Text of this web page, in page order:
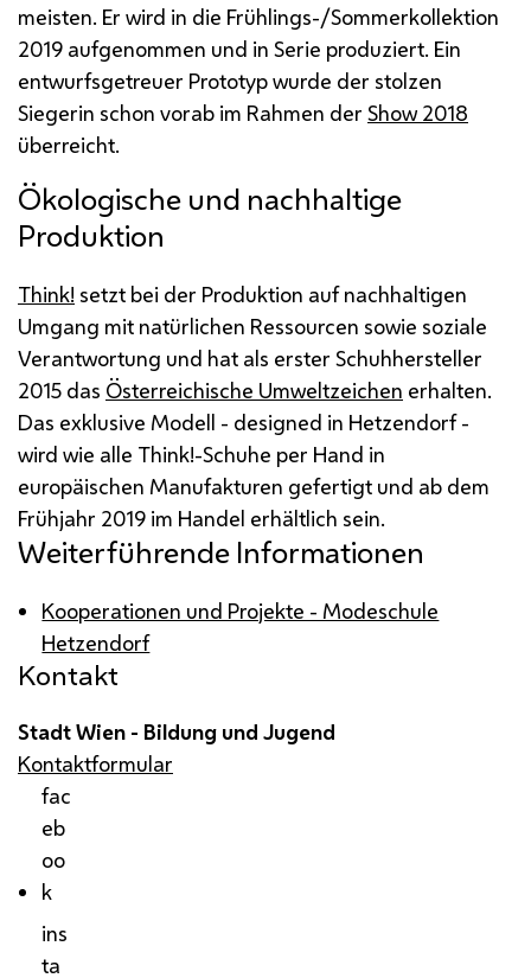
meisten. Er wird in die Frühlings-/Sommerkollektion
2019 aufgenommen und in Serie produziert. Ein
entwurfsgetreuer Prototyp wurde der stolzen
Siegerin schon vorab im Rahmen der Show 2018
überreicht.
Ökologische und nachhaltige
Produktion
Think! setzt bei der Produktion auf nachhaltigen
Umgang mit natürlichen Ressourcen sowie soziale
Verantwortung und hat als erster Schuhhersteller
2015 das Österreichische Umweltzeichen erhalten.
Das exklusive Modell - designed in Hetzendorf -
wird wie alle Think!-Schuhe per Hand in
europäischen Manufakturen gefertigt und ab dem
Frühjahr 2019 im Handel erhältlich sein.
Weiterführende Informationen
Kooperationen und Projekte - Modeschule
Hetzendorf
Kontakt
Stadt Wien - Bildung und Jugend
Kontaktformular
fac
eb
oo
k
ins
ta